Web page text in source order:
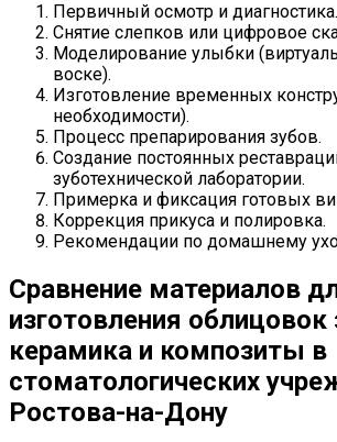
Первичный осмотр и диагностика.
Снятие слепков или цифровое
Моделирование улыбки
воске).
Изготовление временных
необходимости).
Процесс препарирования зубов.
Создание постоянных
зуботехнической лаборатории.
Примерка и фиксация готовых
Коррекция прикуса и полировка.
Рекомендации по домашнему
Сравнение материалов
изготовления облицовок
керамика и композиты в
стоматологических
Ростова-на-Дону